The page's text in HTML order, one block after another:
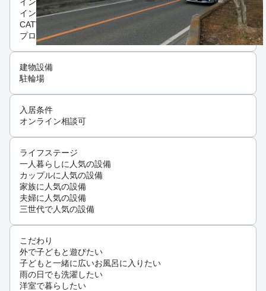
インターネット可
CATV
プロパンガス
建物設備
駐輪場
入居条件
オンライン相談可
ライフステージ
一人暮らしに人気の設備
カップルに人気の設備
家族に人気の設備
夫婦に人気の設備
三世代で人気の設備
こだわり
外で子どもと遊びたい
子どもと一緒に広いお風呂に入りたい
雨の日でも洗濯したい
洋室で暮らしたい